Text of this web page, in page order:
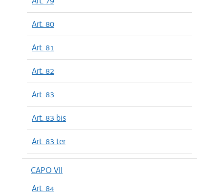
Art. 80
Art. 81
Art. 82
Art. 83
Art. 83 bis
Art. 83 ter
CAPO VII
Art. 84